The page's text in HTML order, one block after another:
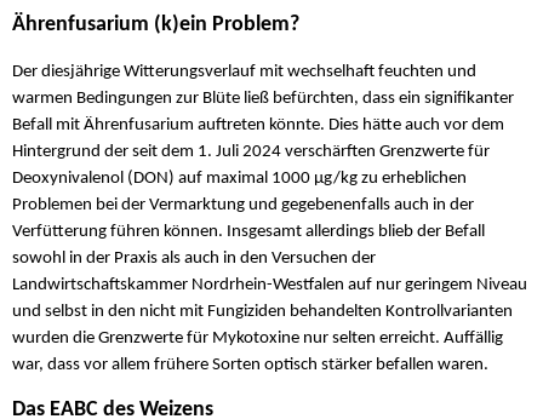
Ährenfusarium (k)ein Problem?
Der diesjährige Witterungsverlauf mit wechselhaft feuchten und
warmen Bedingungen zur Blüte ließ befürchten, dass ein signifikanter
Befall mit Ährenfusarium auftreten könnte. Dies hätte auch vor dem
Hintergrund der seit dem 1. Juli 2024 verschärften Grenzwerte für
Deoxynivalenol (DON) auf maximal 1000 µg/kg zu erheblichen
Problemen bei der Vermarktung und gegebenenfalls auch in der
Verfütterung führen können. Insgesamt allerdings blieb der Befall
sowohl in der Praxis als auch in den Versuchen der
Landwirtschaftskammer Nordrhein-Westfalen auf nur geringem Niveau
und selbst in den nicht mit Fungiziden behandelten Kontrollvarianten
wurden die Grenzwerte für Mykotoxine nur selten erreicht. Auffällig
war, dass vor allem frühere Sorten optisch stärker befallen waren.
Das EABC des Weizens